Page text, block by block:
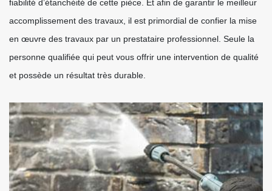
fiabilité d’étanchéité de cette pièce. Et afin de garantir le meilleur
accomplissement des travaux, il est primordial de confier la mise
en œuvre des travaux par un prestataire professionnel. Seule la
personne qualifiée qui peut vous offrir une intervention de qualité
et possède un résultat très durable.